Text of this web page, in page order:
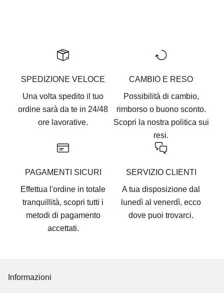
SPEDIZIONE VELOCE
Una volta spedito il tuo
ordine sarà da te in 24/48
ore lavorative.
CAMBIO E RESO
Possibilità di cambio,
rimborso o buono sconto.
Scopri la nostra politica sui
resi.
PAGAMENTI SICURI
Effettua l'ordine in totale
tranquillità, scopri tutti i
metodi di pagamento
accettati.
SERVIZIO CLIENTI
A tua disposizione dal
lunedì al venerdì, ecco
dove puoi trovarci.
Informazioni